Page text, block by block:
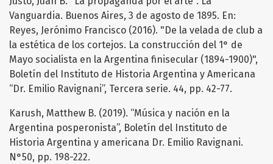
Vanguardia. Buenos Aires, 3 de agosto de 1895. En:
Reyes, Jerónimo Francisco (2016). "De la velada de club a
la estética de los cortejos. La construcción del 1° de
Mayo socialista en la Argentina finisecular (1894-1900)",
Boletín del Instituto de Historia Argentina y Americana
“Dr. Emilio Ravignani”, Tercera serie. 44, pp. 42-77.
Karush, Matthew B. (2019). “Música y nación en la
Argentina posperonista”, Boletín del Instituto de
Historia Argentina y americana Dr. Emilio Ravignani.
N°50, pp. 198-222.